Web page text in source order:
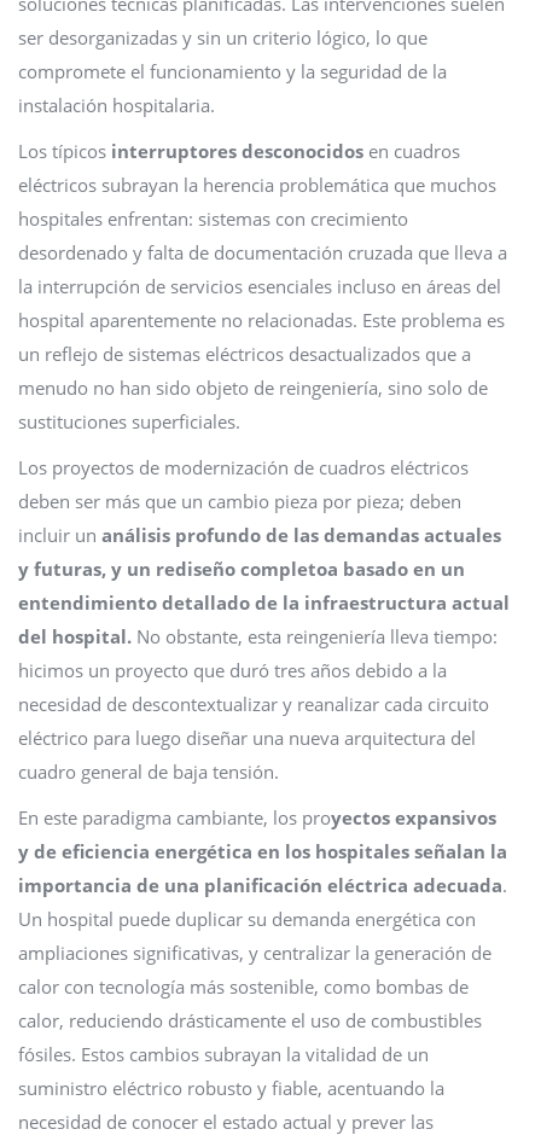
ser desorganizadas y sin un criterio lógico, lo que
compromete el funcionamiento y la seguridad de la
instalación hospitalaria.
Los típicos interruptores desconocidos en cuadros
eléctricos subrayan la herencia problemática que muchos
hospitales enfrentan: sistemas con crecimiento
desordenado y falta de documentación cruzada que lleva a
la interrupción de servicios esenciales incluso en áreas del
hospital aparentemente no relacionadas. Este problema es
un reflejo de sistemas eléctricos desactualizados que a
menudo no han sido objeto de reingeniería, sino solo de
sustituciones superficiales.
Los proyectos de modernización de cuadros eléctricos
deben ser más que un cambio pieza por pieza; deben
incluir un análisis profundo de las demandas actuales
y futuras, y un rediseño completoa basado en un
entendimiento detallado de la infraestructura actual
del hospital. No obstante, esta reingeniería lleva tiempo:
hicimos un proyecto que duró tres años debido a la
necesidad de descontextualizar y reanalizar cada circuito
eléctrico para luego diseñar una nueva arquitectura del
cuadro general de baja tensión.
En este paradigma cambiante, los proyectos expansivos
y de eficiencia energética en los hospitales señalan la
importancia de una planificación eléctrica adecuada.
Un hospital puede duplicar su demanda energética con
ampliaciones significativas, y centralizar la generación de
calor con tecnología más sostenible, como bombas de
calor, reduciendo drásticamente el uso de combustibles
fósiles. Estos cambios subrayan la vitalidad de un
suministro eléctrico robusto y fiable, acentuando la
necesidad de conocer el estado actual y prever las